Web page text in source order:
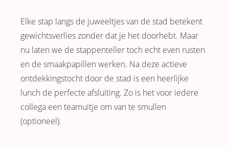
Elke stap langs de juweeltjes van de stad betekent
gewichtsverlies zonder dat je het doorhebt. Maar
nu laten we de stappenteller toch echt even rusten
en de smaakpapillen werken. Na deze actieve
ontdekkingstocht door de stad is een heerlijke
lunch de perfecte afsluiting. Zo is het voor iedere
collega een teamuitje om van te smullen
(optioneel).